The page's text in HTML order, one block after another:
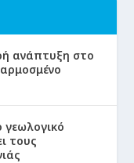
ανάπτυξη στο
τους